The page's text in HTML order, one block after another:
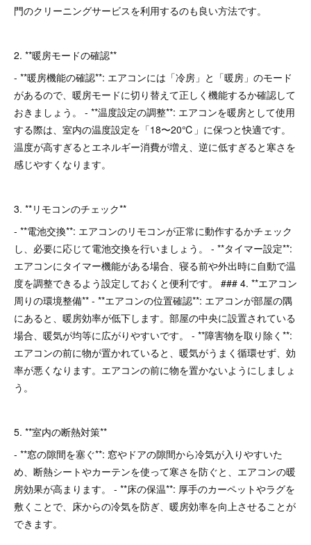
門のクリーニングサービスを利用するのも良い方法です。
2. **暖房モードの確認**
- **暖房機能の確認**: エアコンには「冷房」と「暖房」のモード
があるので、暖房モードに切り替えて正しく機能するか確認して
おきましょう。 - **温度設定の調整**: エアコンを暖房として使用
する際は、室内の温度設定を「18〜20℃」に保つと快適です。
温度が高すぎるとエネルギー消費が増え、逆に低すぎると寒さを
感じやすくなります。
3. **リモコンのチェック**
- **電池交換**: エアコンのリモコンが正常に動作するかチェック
し、必要に応じて電池交換を行いましょう。 - **タイマー設定**:
エアコンにタイマー機能がある場合、寝る前や外出時に自動で温
度を調整できるよう設定しておくと便利です。 ### 4. **エアコン
周りの環境整備** - **エアコンの位置確認**: エアコンが部屋の隅
にあると、暖房効率が低下します。部屋の中央に設置されている
場合、暖気が均等に広がりやすいです。 - **障害物を取り除く**:
エアコンの前に物が置かれていると、暖気がうまく循環せず、効
率が悪くなります。エアコンの前に物を置かないようにしましょ
う。
5. **室内の断熱対策**
- **窓の隙間を塞ぐ**: 窓やドアの隙間から冷気が入りやすいた
め、断熱シートやカーテンを使って寒さを防ぐと、エアコンの暖
房効果が高まります。 - **床の保温**: 厚手のカーペットやラグを
敷くことで、床からの冷気を防ぎ、暖房効率を向上させることが
できます。